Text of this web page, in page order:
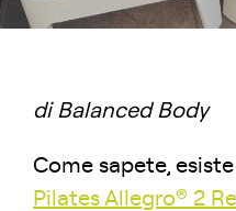
di Balanced Body
Come sapete,
Pilates Allegro® 2